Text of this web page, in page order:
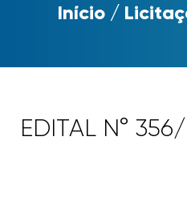
Início /
EDITAL N°